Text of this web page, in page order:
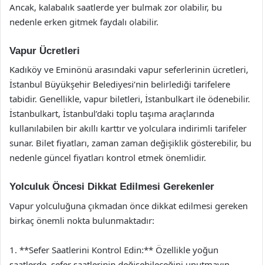
Ancak, kalabalık saatlerde yer bulmak zor olabilir, bu
nedenle erken gitmek faydalı olabilir.
Vapur Ücretleri
Kadıköy ve Eminönü arasındaki vapur seferlerinin ücretleri,
İstanbul Büyükşehir Belediyesi’nin belirlediği tarifelere
tabidir. Genellikle, vapur biletleri, İstanbulkart ile ödenebilir.
İstanbulkart, İstanbul’daki toplu taşıma araçlarında
kullanılabilen bir akıllı karttır ve yolculara indirimli tarifeler
sunar. Bilet fiyatları, zaman zaman değişiklik gösterebilir, bu
nedenle güncel fiyatları kontrol etmek önemlidir.
Yolculuk Öncesi Dikkat Edilmesi Gerekenler
Vapur yolculuğuna çıkmadan önce dikkat edilmesi gereken
birkaç önemli nokta bulunmaktadır:
1. **Sefer Saatlerini Kontrol Edin:** Özellikle yoğun